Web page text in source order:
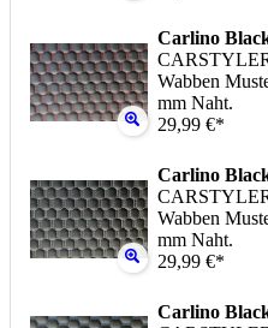
Carlino
Wabben
mm Naht.
29,99 €*
Carlino
Wabben
mm Naht.
29,99 €*
Carlino